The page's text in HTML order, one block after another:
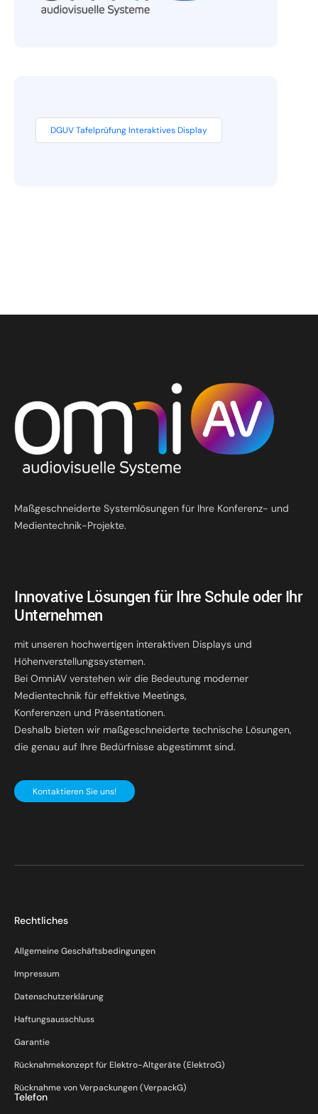
DGUV Tafelprüfung Interaktives Display
Maßgeschneiderte Systemlösungen für Ihre Konferenz- und
Medientechnik-Projekte.
Innovative Lösungen für Ihre Schule oder Ihr
Unternehmen
mit unseren hochwertigen interaktiven Displays und
Höhenverstellungssystemen.
Bei OmniAV verstehen wir die Bedeutung moderner
Medientechnik für effektive Meetings,
Konferenzen und Präsentationen.
Deshalb bieten wir maßgeschneiderte technische Lösungen,
die genau auf Ihre Bedürfnisse abgestimmt sind.
Kontaktieren Sie uns!
Rechtliches
Allgemeine Geschäftsbedingungen
Impressum
Datenschutzerklärung
Haftungsausschluss
Garantie
Rücknahmekonzept für Elektro-Altgeräte (ElektroG)
Rücknahme von Verpackungen (VerpackG)
Telefon